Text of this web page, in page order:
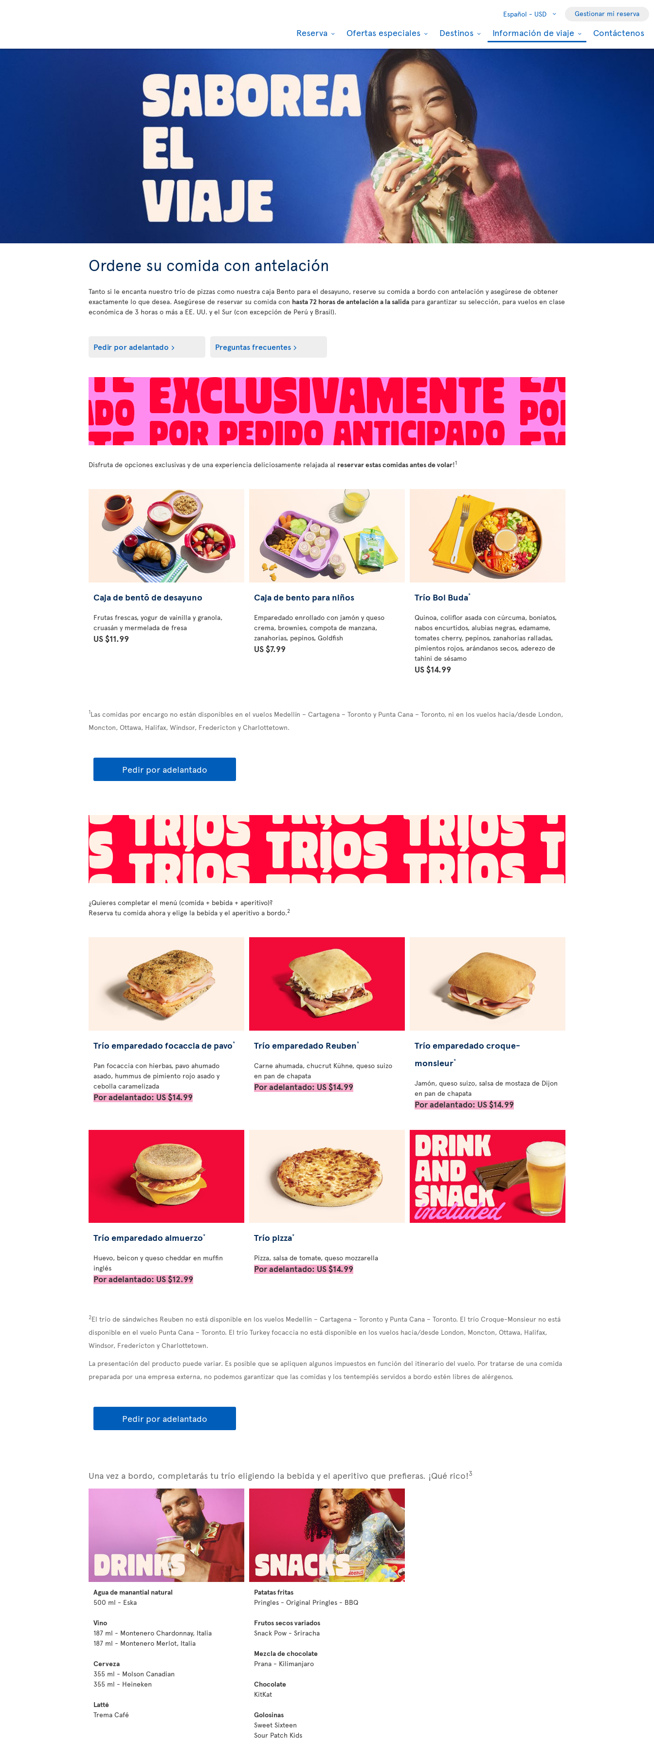
Español - USD Gestionar mi reserva
Reserva Ofertas especiales Destinos Información de viaje Contáctenos
Ordene su comida con antelación
Tanto si le encanta nuestro trío de pizzas como nuestra caja Bento para el desayuno, reserve su comida a bordo con antelación y asegúrese de obtener
exactamente lo que desea. Asegúrese de reservar su comida con hasta 72 horas de antelación a la salida para garantizar su selección, para vuelos en clase
económica de 3 horas o más a EE. UU. y el Sur (con excepción de Perú y Brasil).
Pedir por adelantado Preguntas frecuentes
Disfruta de opciones exclusivas y de una experiencia deliciosamente relajada al reservar estas comidas antes de volar!1
Caja de bentō de desayuno
Frutas frescas, yogur de vainilla y granola,
cruasán y mermelada de fresa
US $11.99
Caja de bento para niños
Emparedado enrollado con jamón y queso
crema, brownies, compota de manzana,
zanahorias, pepinos, Goldfish
US $7.99
Trío Bol Buda*
Quinoa, coliflor asada con cúrcuma, boniatos,
nabos encurtidos, alubias negras, edamame,
tomates cherry, pepinos, zanahorias ralladas,
pimientos rojos, arándanos secos, aderezo de
tahini de sésamo
US $14.99
1Las comidas por encargo no están disponibles en el vuelos Medellín – Cartagena – Toronto y Punta Cana – Toronto, ni en los vuelos hacia/desde London,
Moncton, Ottawa, Halifax, Windsor, Fredericton y Charlottetown.
Pedir por adelantado
¿Quieres completar el menú (comida + bebida + aperitivo)?
Reserva tu comida ahora y elige la bebida y el aperitivo a bordo.2
Trío emparedado focaccia de pavo*
Pan focaccia con hierbas, pavo ahumado
asado, hummus de pimiento rojo asado y
cebolla caramelizada
Por adelantado: US $14.99
Trío emparedado Reuben*
Carne ahumada, chucrut Kühne, queso suizo
en pan de chapata
Por adelantado: US $14.99
Trío emparedado croque-
monsieur*
Jamón, queso suizo, salsa de mostaza de Dijon
en pan de chapata
Por adelantado: US $14.99
Trío emparedado almuerzo*
Huevo, beicon y queso cheddar en muffin
inglés
Por adelantado: US $12.99
Trío pizza*
Pizza, salsa de tomate, queso mozzarella
Por adelantado: US $14.99
2El trío de sándwiches Reuben no está disponible en los vuelos Medellín – Cartagena – Toronto y Punta Cana – Toronto. El trío Croque-Monsieur no está
disponible en el vuelo Punta Cana – Toronto. El trío Turkey focaccia no está disponible en los vuelos hacia/desde London, Moncton, Ottawa, Halifax,
Windsor, Fredericton y Charlottetown.
La presentación del producto puede variar. Es posible que se apliquen algunos impuestos en función del itinerario del vuelo. Por tratarse de una comida
preparada por una empresa externa, no podemos garantizar que las comidas y los tentempiés servidos a bordo estén libres de alérgenos.
Pedir por adelantado
Una vez a bordo, completarás tu trío eligiendo la bebida y el aperitivo que prefieras. ¡Qué rico!3
Agua de manantial natural
500 ml - Eska
Vino
187 ml - Montenero Chardonnay, Italia
187 ml - Montenero Merlot, Italia
Cerveza
355 ml - Molson Canadian
355 ml - Heineken
Latté
Trema Café
Patatas fritas
Pringles - Original Pringles - BBQ
Frutos secos variados
Snack Pow - Sriracha
Mezcla de chocolate
Prana - Kilimanjaro
Chocolate
KitKat
Golosinas
Sweet Sixteen
Sour Patch Kids